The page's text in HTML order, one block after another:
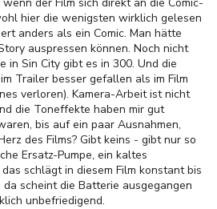
hier die wenigsten wirklich gelesen
anders als ein Comic. Man hätte
auspressen können. Noch nicht
in Sin City gibt es in 300. Und die
Trailer besser gefallen als im Film
verloren). Kamera-Arbeit ist nicht
die Toneffekte haben mir gut
bis auf ein paar Ausnahmen,
des Films? Gibt keins - gibt nur so
Ersatz-Pumpe, ein kaltes
schlägt in diesem Film konstant bis
scheint die Batterie ausgegangen
unbefriedigend.